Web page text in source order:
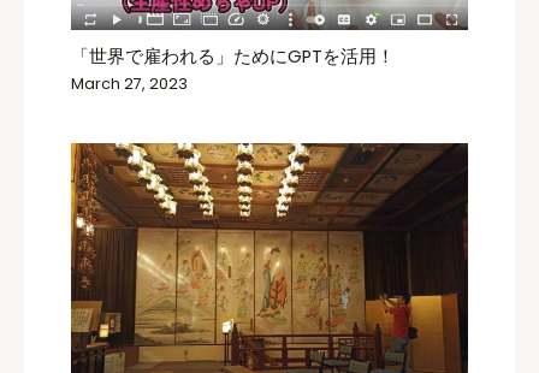
「世界で雇われる」ためにGPTを活用！
March 27, 2023